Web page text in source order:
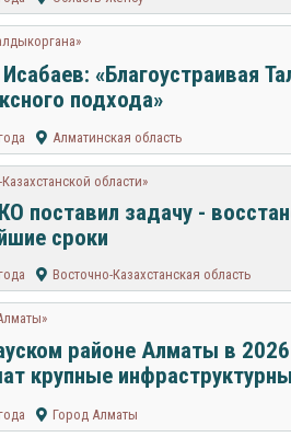
«Благоустраивая
подхода»
Алматинская область
области»
поставил задачу -
сроки
Восточно-Казахстанская область
районе Алматы в
крупные
Город Алматы